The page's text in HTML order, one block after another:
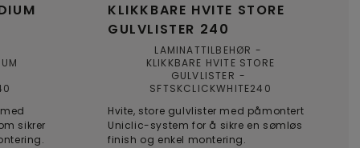
sikrer
KLIKKBARE HVITE STORE
GULVLISTER 240
LAMINATTILBEHØR
KLIKKBARE HVITE STORE
GULVLISTER
SFTSKCLICKWHITE240
Hvite, store gulvlister med påmontert
Uniclic-system for å sikre en sømløs
finish og enkel montering.